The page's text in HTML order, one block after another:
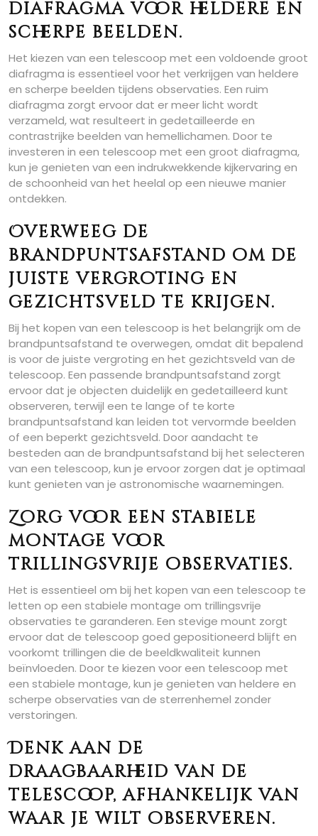
diafragma voor heldere en
scherpe beelden.
Het kiezen van een telescoop met een voldoende groot
diafragma is essentieel voor het verkrijgen van heldere
en scherpe beelden tijdens observaties. Een ruim
diafragma zorgt ervoor dat er meer licht wordt
verzameld, wat resulteert in gedetailleerde en
contrastrijke beelden van hemellichamen. Door te
investeren in een telescoop met een groot diafragma,
kun je genieten van een indrukwekkende kijkervaring en
de schoonheid van het heelal op een nieuwe manier
ontdekken.
Overweeg de
brandpuntsafstand om de
juiste vergroting en
gezichtsveld te krijgen.
Bij het kopen van een telescoop is het belangrijk om de
brandpuntsafstand te overwegen, omdat dit bepalend
is voor de juiste vergroting en het gezichtsveld van de
telescoop. Een passende brandpuntsafstand zorgt
ervoor dat je objecten duidelijk en gedetailleerd kunt
observeren, terwijl een te lange of te korte
brandpuntsafstand kan leiden tot vervormde beelden
of een beperkt gezichtsveld. Door aandacht te
besteden aan de brandpuntsafstand bij het selecteren
van een telescoop, kun je ervoor zorgen dat je optimaal
kunt genieten van je astronomische waarnemingen.
Zorg voor een stabiele
montage voor
trillingsvrije observaties.
Het is essentieel om bij het kopen van een telescoop te
letten op een stabiele montage om trillingsvrije
observaties te garanderen. Een stevige mount zorgt
ervoor dat de telescoop goed gepositioneerd blijft en
voorkomt trillingen die de beeldkwaliteit kunnen
beïnvloeden. Door te kiezen voor een telescoop met
een stabiele montage, kun je genieten van heldere en
scherpe observaties van de sterrenhemel zonder
verstoringen.
Denk aan de
draagbaarheid van de
telescoop, afhankelijk van
waar je wilt observeren.